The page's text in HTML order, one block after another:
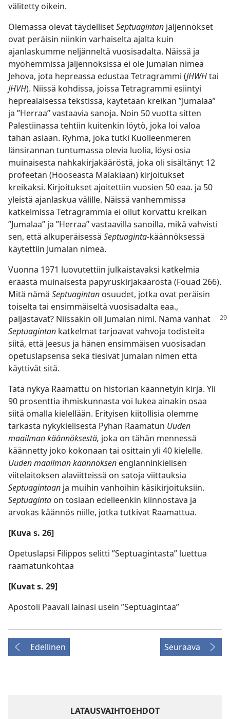
välitetty oikein.
Olemassa olevat täydellisetSeptuagintan jäljennökset
ovat peräisin niinkin varhaiselta ajalta kuin
ajanlaskumme neljänneltä vuosisadalta. Näissä ja
myöhemmissä jäljennöksissä ei ole Jumalan nimeä
Jehova, jota hepreassa edustaa Tetragrammi (JHWHtai
JHVH). Niissä kohdissa, joissa Tetragrammi esiintyi
heprealaisessa tekstissä, käytetään kreikan ”Jumalaa”
ja ”Herraa” vastaavia sanoja. Noin 50 vuotta sitten
Palestiinassa tehtiin kuitenkin löytö, joka loi valoa
tähän asiaan. Ryhmä, joka tutki Kuolleenmeren
länsirannan tuntumassa olevia luolia, löysi osia
muinaisesta nahkakirjakääröstä, joka oli sisältänyt 12
profeetan (Hooseasta Malakiaan) kirjoitukset
kreikaksi. Kirjoitukset ajoitettiin vuosien 50 eaa. ja 50
yleistä ajanlaskua välille. Näissä vanhemmissa
katkelmissa Tetragrammia ei ollut korvattu kreikan
”Jumalaa” ja ”Herraa” vastaavilla sanoilla, mikä vahvisti
sen, että alkuperäisessä Septuaginta-käännöksessä
käytettiin Jumalan nimeä.
Vuonna 1971 luovutettiin julkaistavaksi katkelmia
eräästä muinaisesta papyruskirjakääröstä (Fouad 266).
Mitä nämä Septuagintan osuudet, jotka ovat peräisin
toiselta tai ensimmäiseltä vuosisadalta eaa.,
paljastavat? Niissäkin oli Jumalan nimi. Nämä vanhat
Septuagintan katkelmat tarjoavat vahvoja todisteita
siitä, että Jeesus ja hänen ensimmäisen vuosisadan
opetuslapsensa sekä tiesivät Jumalan nimen että
käyttivät sitä.
Tätä nykyä Raamattu on historian käännetyin kirja. Yli
90 prosenttia ihmiskunnasta voi lukea ainakin osaa
siitä omalla kielellään. Erityisen kiitollisia olemme
tarkasta nykykielisestä Pyhän Raamatun Uuden
maailman käännöksestä, joka on tähän mennessä
käännetty joko kokonaan tai osittain yli 40 kielelle.
Uuden maailman käännöksen englanninkielisen
viitelaitoksen alaviitteissä on satoja viittauksia
Septuagintaan ja muihin vanhoihin käsikirjoituksiin.
Septuaginta on tosiaan edelleenkin kiinnostava ja
arvokas käännös niille, jotka tutkivat Raamattua.
[Kuva s. 26]
Opetuslapsi Filippos selitti ”Septuagintasta” luettua
raamatunkohtaa
[Kuvat s. 29]
Apostoli Paavali lainasi usein ”Septuagintaa”
Edellinen Seuraava
LATAUSVAIHTOEHDOT